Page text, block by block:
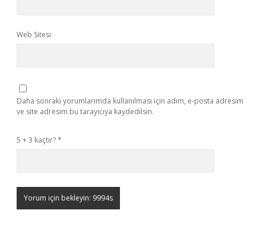
Web Sitesi
Daha sonraki yorumlarımda kullanılması için adım, e-posta adresim
ve site adresim bu tarayıcıya kaydedilsin.
5 + 3 kaçtır?*